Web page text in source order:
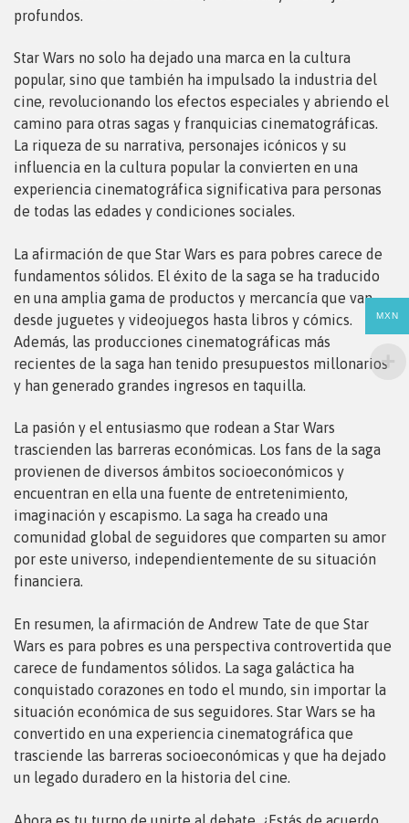
profundos.
Star Wars no solo ha dejado una marca en la cultura
popular, sino que también ha impulsado la industria del
cine, revolucionando los efectos especiales y abriendo el
camino para otras sagas y franquicias cinematográficas.
La riqueza de su narrativa, personajes icónicos y su
influencia en la cultura popular la convierten en una
experiencia cinematográfica significativa para personas
de todas las edades y condiciones sociales.
La afirmación de que Star Wars es para pobres carece de
fundamentos sólidos. El éxito de la saga se ha traducido
en una amplia gama de productos y mercancía que van
desde juguetes y videojuegos hasta libros y cómics.
Además, las producciones cinematográficas más
recientes de la saga han tenido presupuestos millonarios
y han generado grandes ingresos en taquilla.
La pasión y el entusiasmo que rodean a Star Wars
trascienden las barreras económicas. Los fans de la saga
provienen de diversos ámbitos socioeconómicos y
encuentran en ella una fuente de entretenimiento,
imaginación y escapismo. La saga ha creado una
comunidad global de seguidores que comparten su amor
por este universo, independientemente de su situación
financiera.
En resumen, la afirmación de Andrew Tate de que Star
Wars es para pobres es una perspectiva controvertida que
carece de fundamentos sólidos. La saga galáctica ha
conquistado corazones en todo el mundo, sin importar la
situación económica de sus seguidores. Star Wars se ha
convertido en una experiencia cinematográfica que
trasciende las barreras socioeconómicas y que ha dejado
un legado duradero en la historia del cine.
MXN